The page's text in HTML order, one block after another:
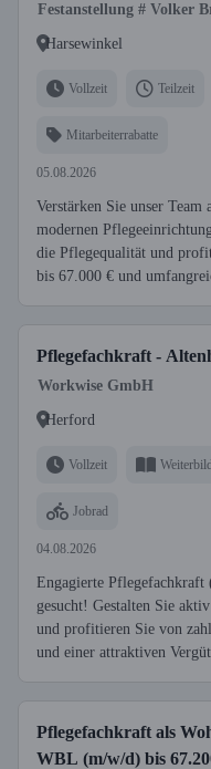
Festanstellung # Volker
Harsewinkel
Vollzeit Teilzeit
Mitarbeiterrabatte
05.08.2026
Verstärken Sie unser
modernen
die Pflegequalität und
bis 67.000 € und
Pflegefachkraft -
Workwise GmbH
Herford
Vollzeit
Jobrad
04.08.2026
Engagierte
gesucht! Gestalten Sie
und profitieren Sie von
und einer attraktiven
Pflegefachkraft als
WBL (m/w/d) bis